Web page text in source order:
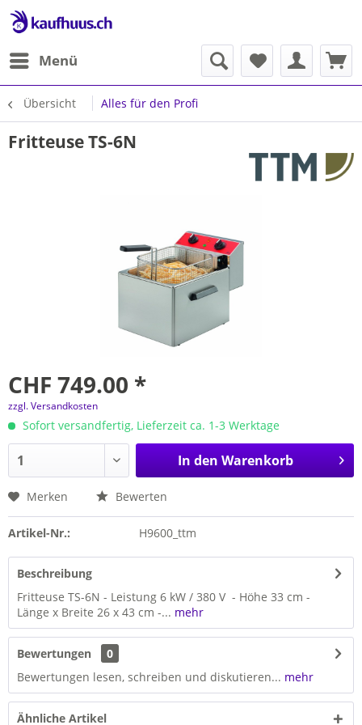
Menü
Übersicht Alles für den Profi
Fritteuse TS-6N
CHF 749.00 *
zzgl. Versandkosten
Sofort versandfertig, Lieferzeit ca. 1-3 Werktage
In den Warenkorb
Merken Bewerten
Artikel-Nr.: H9600_ttm
Beschreibung
Fritteuse TS-6N - Leistung 6 kW / 380 V - Höhe 33 cm -
Länge x Breite 26 x 43 cm -... mehr
Bewertungen
0
Bewertungen lesen, schreiben und diskutieren... mehr
Ähnliche Artikel